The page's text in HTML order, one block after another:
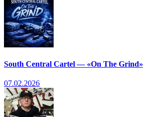
South Central Cartel — «On The Grind»
07.02.2026